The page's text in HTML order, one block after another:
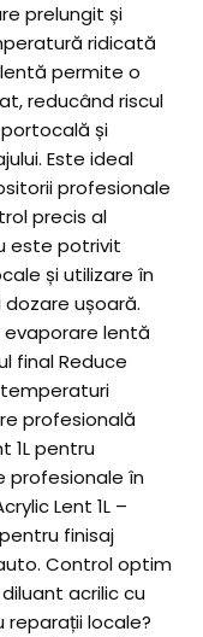
prelungit și
ridicată
permite o
reducând riscul
și
Este ideal
profesionale
precis al
este potrivit
și utilizare în
ușoară.
evaporare lentă
final Reduce
profesională
1L pentru
profesionale în
Lent 1L –
finisaj
Control optim
acrilic cu
locale?